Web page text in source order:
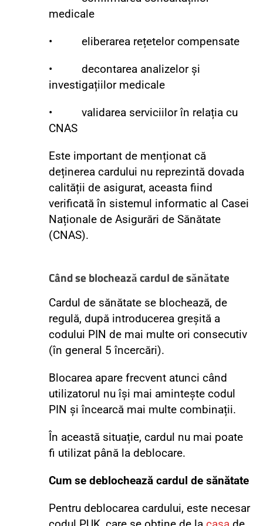
medicale
• eliberarea rețetelor compensate
• decontarea analizelor și
investigațiilor medicale
• validarea serviciilor în relația cu
CNAS
Este important de menționat că
deținerea cardului nu reprezintă dovada
calității de asigurat, aceasta fiind
verificată în sistemul informatic al Casei
Naționale de Asigurări de Sănătate
(CNAS).
Când se blochează cardul de sănătate
Cardul de sănătate se blochează, de
regulă, după introducerea greșită a
codului PIN de mai multe ori consecutiv
(în general 5 încercări).
Blocarea apare frecvent atunci când
utilizatorul nu își mai amintește codul
PIN și încearcă mai multe combinații.
În această situație, cardul nu mai poate
fi utilizat până la deblocare.
Cum se deblochează cardul de sănătate
Pentru deblocarea cardului, este necesar